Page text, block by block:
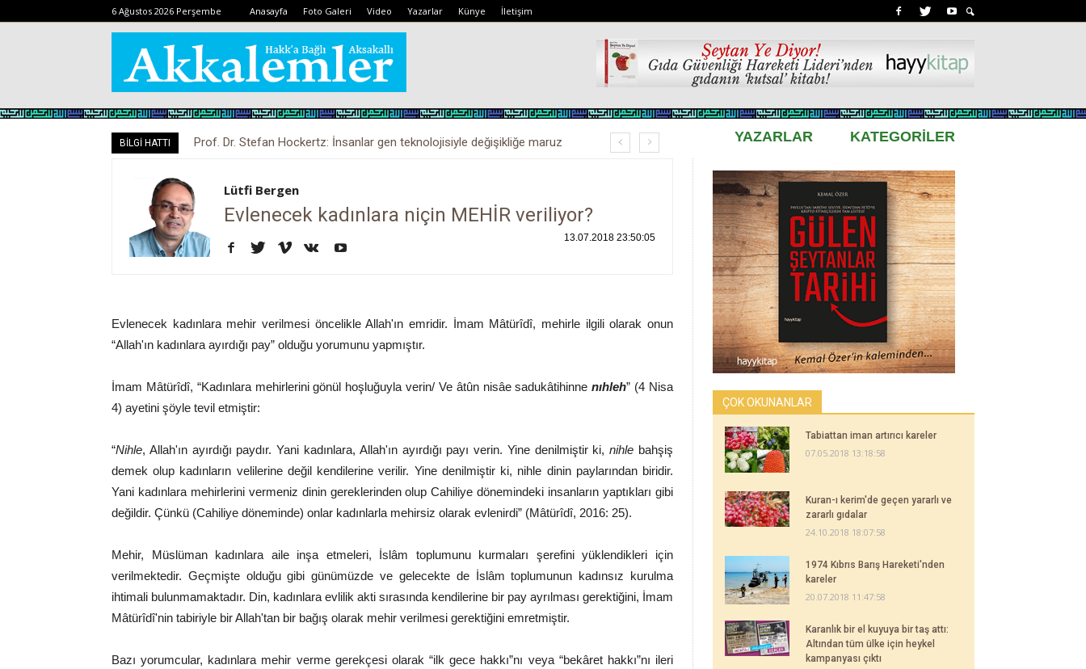
6 Ağustos 2026 Perşembe Anasayfa Foto Galeri Video Yazarlar Künye İletişim
BİLGİ HATTI
Prof. Dr. Stefan Hockertz: İnsanlar gen teknolojisiyle değişikliğe maruz
YAZARLAR KATEGORİLER
Lütfi Bergen
Evlenecek kadınlara niçin MEHİR veriliyor?
13.07.2018 23:50:05
Evlenecek kadınlara mehir verilmesi öncelikle Allah'ın emridir. İmam Mâtürîdî, mehirle ilgili olarak onun
“Allah'ın kadınlara ayırdığı pay” olduğu yorumunu yapmıştır.
İmam Mâtürîdî, “Kadınlara mehirlerini gönül hoşluğuyla verin/ Ve âtûn nisâe sadukâtihinnenıhleh” (4 Nisa
4) ayetini şöyle tevil etmiştir:
“Nihle, Allah'ın ayırdığı paydır. Yani kadınlara, Allah'ın ayırdığı payı verin. Yine denilmiştir ki,nihle bahşiş
demek olup kadınların velilerine değil kendilerine verilir. Yine denilmiştir ki, nihle dinin paylarından biridir.
Yani kadınlara mehirlerini vermeniz dinin gereklerinden olup Cahiliye dönemindeki insanların yaptıkları gibi
değildir. Çünkü (Cahiliye döneminde) onlar kadınlarla mehirsiz olarak evlenirdi” (Mâtürîdî, 2016: 25).
Mehir, Müslüman kadınlara aile inşa etmeleri, İslâm toplumunu kurmaları şerefini yüklendikleri için
verilmektedir. Geçmişte olduğu gibi günümüzde ve gelecekte de İslâm toplumunun kadınsız kurulma
ihtimali bulunmamaktadır. Din, kadınlara evlilik akti sırasında kendilerine bir pay ayrılması gerektiğini, İmam
Mâtürîdî'nin tabiriyle bir Allah'tan bir bağış olarak mehir verilmesi gerektiğini emretmiştir.
Bazı yorumcular, kadınlara mehir verme gerekçesi olarak “ilk gece hakkı”nı veya “bekâret hakkı”nı ileri
ÇOK OKUNANLAR
Tabiattan iman artırıcı kareler
07.05.2018 13:18:58
Kuran-ı kerim'de geçen yararlı ve
zararlı gıdalar
24.10.2018 18:07:58
1974 Kıbrıs Barış Hareketi'nden
kareler
20.07.2018 11:47:58
Karanlık bir el kuyuya bir taş attı:
Altından tüm ülke için heykel
kampanyası çıktı